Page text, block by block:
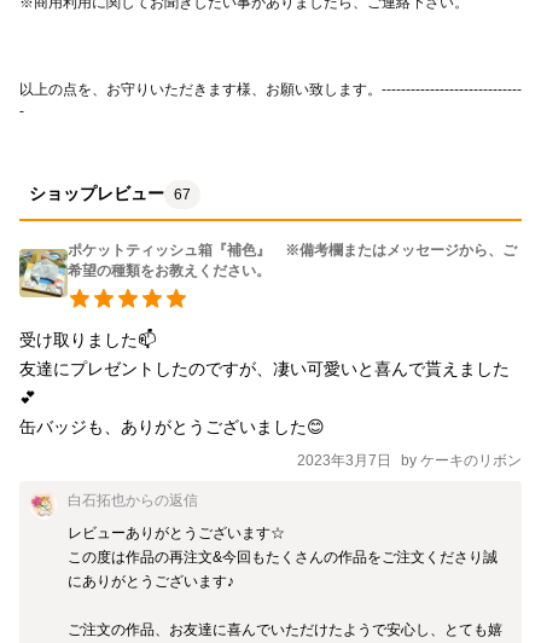
以上の点を、お守りいただきます様、お願い致します。-----------------------------
-
ショップレビュー 67
ポケットティッシュ箱『補色』 ※備考欄またはメッセージから、ご
希望の種類をお教えください。
受け取りました📫
友達にプレゼントしたのですが、凄い可愛いと喜んで貰えました
💕
缶バッジも、ありがとうございました😊
2023年3月7日 by ケーキのリボン
白石拓也からの返信
レビューありがとうございます☆
この度は作品の再注文&今回もたくさんの作品をご注文くださり誠
にありがとうございます♪
ご注文の作品、お友達に喜んでいただけたようで安心し、とても嬉